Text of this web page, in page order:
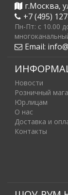
г.Москва,
+7 (495)
Пн-Пт: c 10.00
Email:
Новости
Розничный
Юр.лицам
О нас
Доставка и
Контакты